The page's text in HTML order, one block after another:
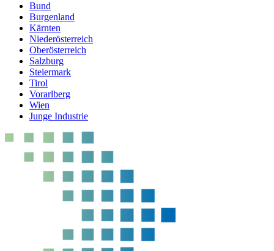
Bund
Burgenland
Kärnten
Niederösterreich
Oberösterreich
Salzburg
Steiermark
Tirol
Vorarlberg
Wien
Junge Industrie